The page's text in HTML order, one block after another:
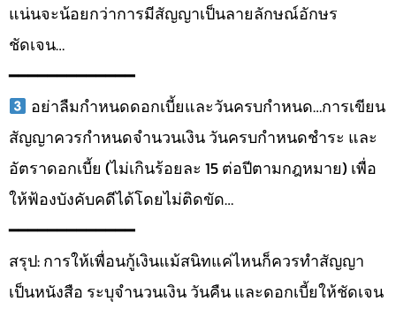
แน่นจะน้อยกว่าการมีสัญญาเป็นลายลักษณ์อักษร
ชัดเจน…
━━━━━━━━━━━━━
อย่าลืมกำหนดดอกเบี้ยและวันครบกำหนด…การเขียน
สัญญาควรกำหนดจำนวนเงิน วันครบกำหนดชำระ และ
อัตราดอกเบี้ย (ไม่เกินร้อยละ 15 ต่อปีตามกฎหมาย) เพื่อ
ให้ฟ้องบังคับคดีได้โดยไม่ติดขัด…
━━━━━━━━━━━━━
สรุป: การให้เพื่อนกู้เงินแม้สนิทแค่ไหนก็ควรทำสัญญา
เป็นหนังสือ ระบุจำนวนเงิน วันคืน และดอกเบี้ยให้ชัดเจน